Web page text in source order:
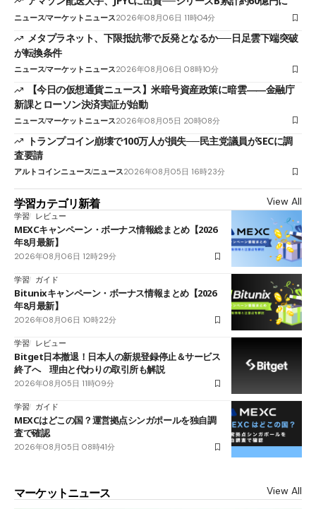
ニュースマーケットニュース2026年08月06日 11時04分
メタプラネット、下限抵抗帯で反発となるか──日足雲下端突破
が転換条件
ニュースマーケットニュース2026年08月06日 08時10分
【今日の仮想通貨ニュース】米暗号資産政策に暗雲――金融庁
新課とローソン決済実証が始動
ニュースマーケットニュース2026年08月05日 20時08分
トランプコイン崩壊で100万人が損失──民主党議員がSECに調
査要請
アルトコインニュースニュース2026年08月05日 16時23分
学習カテゴリ新着 View All
学習 レビュー
MEXCキャンペーン・ボーナス情報総まとめ【2026
年8月最新】
2026年08月06日 12時29分
学習 ガイド
Bitunixキャンペーン・ボーナス情報まとめ【2026
年8月最新】
2026年08月06日 10時22分
学習 レビュー
Bitget日本撤退！日本人の新規登録停止＆サービス
終了へ 理由と代わりの取引所も解説
2026年08月05日 11時09分
学習 ガイド
MEXCはどこの国？運営拠点シンガポールを独自調
査で確認
2026年08月05日 08時41分
マーケットニュース View All